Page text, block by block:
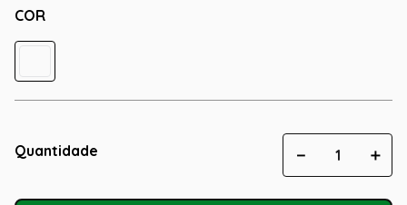
COR
Quantidade ＋
－